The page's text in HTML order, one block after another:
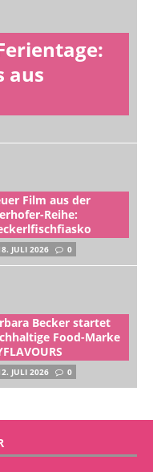
aus
Film aus der
Reihe:
JULI 2026 0
Becker startet
Food-Marke
JULI 2026 0